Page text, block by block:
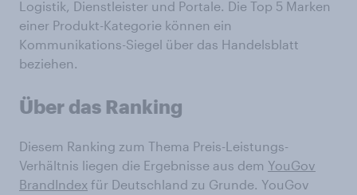
Logistik, Dienstleister und Portale. Die Top 5 Marken
einer Produkt-Kategorie können ein
Kommunikations-Siegel über das Handelsblatt
beziehen.
Über das Ranking
Diesem Ranking zum Thema Preis-Leistungs-
Verhältnis liegen die Ergebnisse aus dem YouGov
BrandIndex für Deutschland zu Grunde. YouGov